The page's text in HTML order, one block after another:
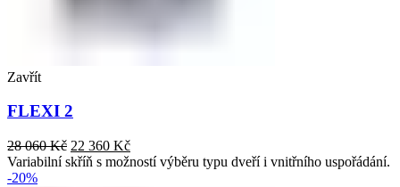
Zavřít
FLEXI 2
28 060Kč 22 360 Kč
Variabilní skříň s možností výběru typu dveří i vnitřního uspořádání.
-20%